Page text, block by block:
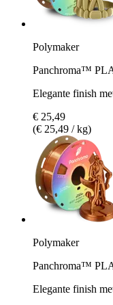
Polymaker
Panchroma™
Elegante finish
€ 25,49
(€ 25,49 / kg)
Polymaker
Panchroma™
Elegante finish